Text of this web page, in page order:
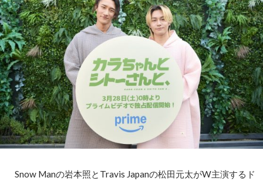
Snow Manの岩本照とTravis Japanの松田元太がW主演するド